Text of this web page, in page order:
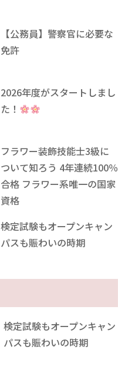
【公務員】警察官に必要な
免許
2026年度がスタートしまし
た！
フラワー装飾技能士3級に
ついて知ろう 4年連続100％
合格 フラワー系唯一の国家
資格
検定試験もオープンキャン
パスも賑わいの時期
検定試験もオープンキャン
パスも賑わいの時期